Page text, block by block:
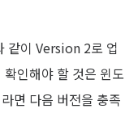
같이 Version 2로 업
인해야 할 것은 윈도
면 다음 버전을 충족